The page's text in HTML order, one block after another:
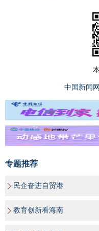
中国新闻
专题推荐
民企奋进自贸港
教育创新看海南